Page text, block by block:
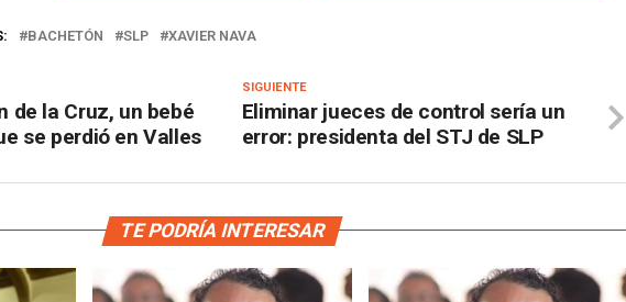
BACHETÓN SLP XAVIER NAVA
SIGUIENTE
Eliminar jueces de control sería un
error: presidenta del STJ de SLP
de la Cruz, un bebé
se perdió en Valles
TE PODRÍA INTERESAR